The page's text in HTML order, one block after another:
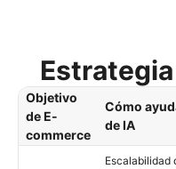
Objetivo
de E-
commerce
Cómo
de IA
Escalabilidad